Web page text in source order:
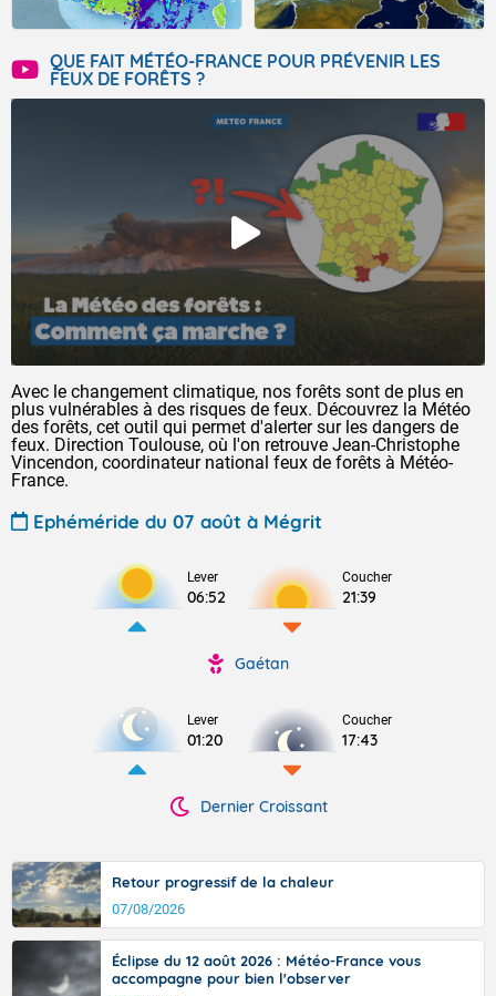
QUE FAIT MÉTÉO-FRANCE POUR PRÉVENIR LES
FEUX DE FORÊTS ?
Avec le changement climatique, nos forêts sont de plus en
plus vulnérables à des risques de feux. Découvrez la Météo
des forêts, cet outil qui permet d'alerter sur les dangers de
feux. Direction Toulouse, où l'on retrouve Jean-Christophe
Vincendon, coordinateur national feux de forêts à Météo-
France.
Ephéméride du 07 août à Mégrit
Lever
06:52
Coucher
21:39
Gaétan
Lever
01:20
Coucher
17:43
Dernier Croissant
Retour progressif de la chaleur
07/08/2026
Éclipse du 12 août 2026 : Météo-France vous
accompagne pour bien l'observer